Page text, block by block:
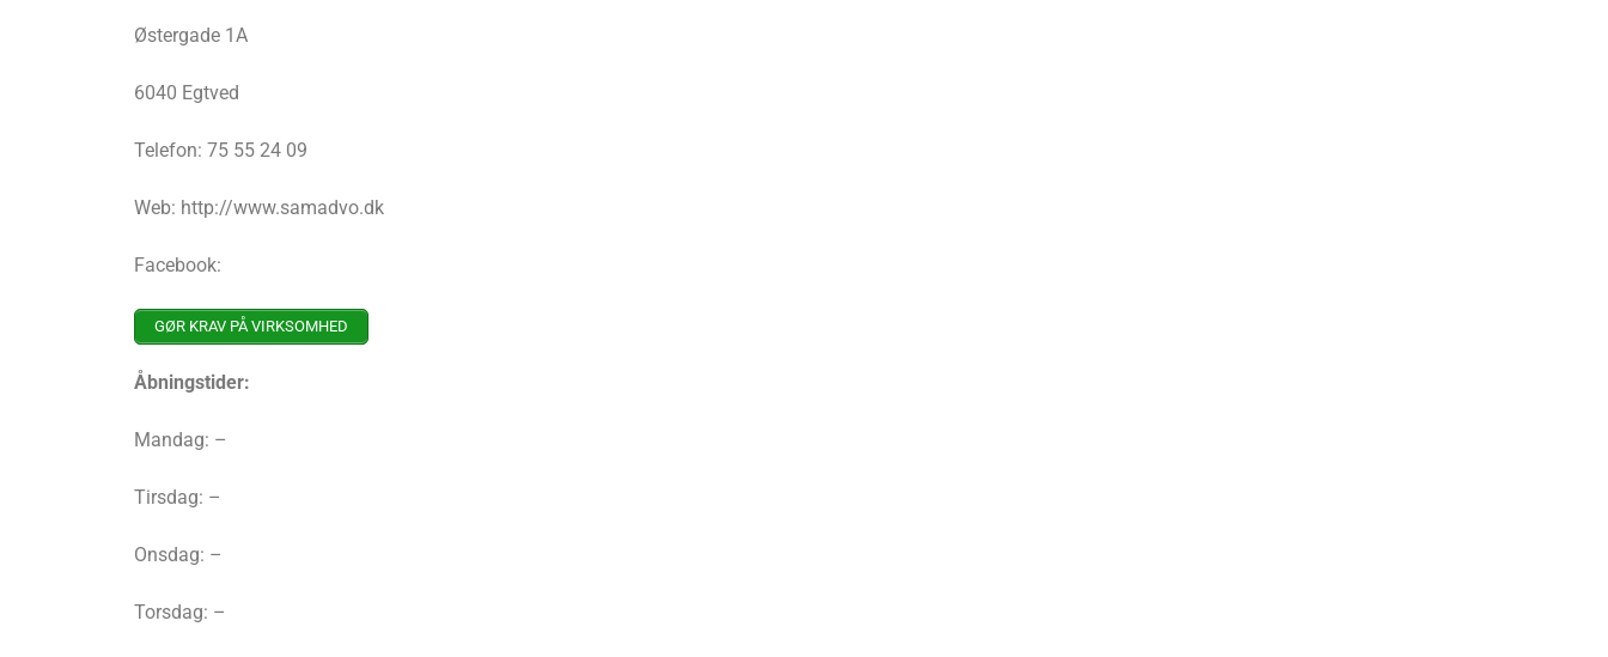
Østergade 1A
6040 Egtved
Telefon: 75 55 24 09
Web: http://www.samadvo.dk
Facebook:
GØR KRAV PÅ VIRKSOMHED
Åbningstider:
Mandag: –
Tirsdag: –
Onsdag: –
Torsdag: –